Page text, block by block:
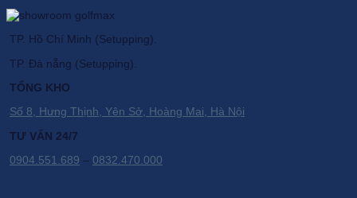
TP. Hồ Chí Minh (Setupping).
TP. Đà nẵng (Setupping).
TỔNG KHO
Số 8, Hưng Thịnh, Yên Sở, Hoàng Mai, Hà Nội
TƯ VẤN 24/7
0904.551.689 – 0832.470.000